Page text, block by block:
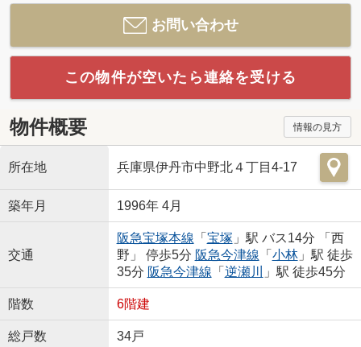
お問い合わせ
この物件が空いたら連絡を受ける
物件概要 情報の見方
所在地 兵庫県伊丹市中野北４丁目4-17
築年月 1996年 4月
交通
阪急宝塚本線 「 宝塚 」駅 バス14分 「西
野」 停歩5分 阪急今津線 「 小林」駅 徒歩
35分 阪急今津線 「 逆瀬川 」駅 徒歩45分
階数 6階建
総戸数 34戸